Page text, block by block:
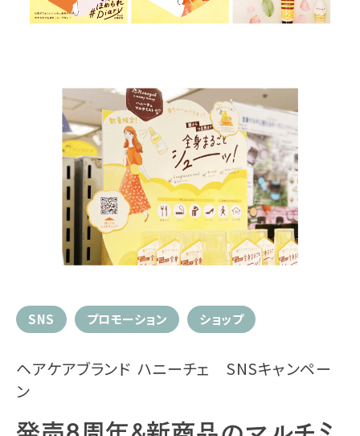
SNS プロモーション ショップ
ヘアケアブランド ハニーチェ SNSキャンペー
ン